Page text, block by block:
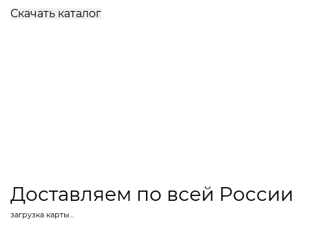
Скачать каталог
Доставляем по всей России
загрузка карты...